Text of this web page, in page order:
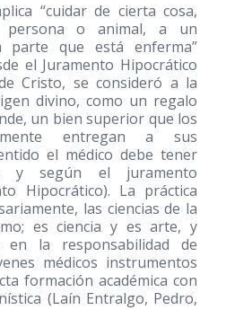
“cuidar de cierta cosa,
o animal, a un
que está enferma”
el Juramento Hipocrático
Cristo, se consideró a la
divino, como un regalo
un bien superior que los
entregan a sus
el médico debe tener
y según el juramento
Hipocrático). La práctica
las ciencias de la
es ciencia y es arte, y
en la responsabilidad de
médicos instrumentos
formación académica con
(Laín Entralgo, Pedro,